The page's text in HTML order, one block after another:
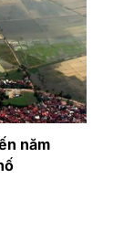
năm